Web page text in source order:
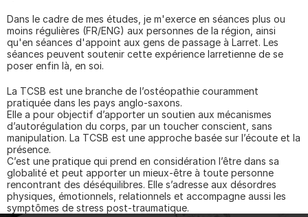
Dans le cadre de mes études, je m'exerce en séances plus ou
moins régulières (FR/ENG) aux personnes de la région, ainsi
qu'en séances d'appoint aux gens de passage à Larret. Les
séances peuvent soutenir cette expérience larretienne de se
poser enfin là, en soi.
La TCSB est une branche de l’ostéopathie couramment
pratiquée dans les pays anglo-saxons.
Elle a pour objectif d’apporter un soutien aux mécanismes
d’autorégulation du corps, par un toucher conscient, sans
manipulation. La TCSB est une approche basée sur l’écoute et la
présence.
C’est une pratique qui prend en considération l’être dans sa
globalité et peut apporter un mieux-être à toute personne
rencontrant des déséquilibres. Elle s’adresse aux désordres
physiques, émotionnels, relationnels et accompagne aussi les
symptômes de stress post-traumatique.